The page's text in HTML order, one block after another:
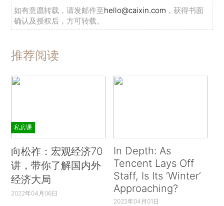
如有意愿转载，请发邮件至hello@caixin.com ，获得书面
确认及授权后，方可转载。
推荐阅读
私房课
向松祚：宏观经济70
讲，带你了解国内外
经济大局
2022年04月06日
In Depth: As
Tencent Lays Off
Staff, Is Its ‘Winter’
Approaching?
2022年04月01日